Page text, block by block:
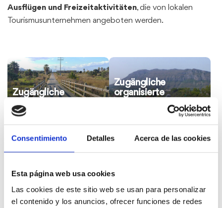
Consentimiento Detalles Acerca de las cookies
Esta página web usa cookies
Las cookies de este sitio web se usan para personalizar
el contenido y los anuncios, ofrecer funciones de redes
Ausflügen und Freizeitaktivitäten, die von lokalen
Tourismusunternehmen angeboten werden.
Zugängliche
Naturpfade
Zugängliche
organisierte
Aktivitäten in der